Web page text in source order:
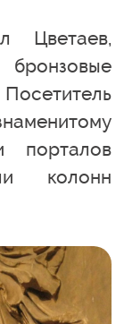
Цветаев,
порталов
колонн